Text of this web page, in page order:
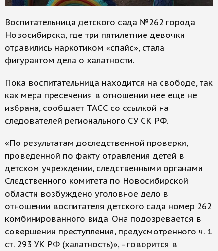
Воспитательница детского сада №262 города
Новосибирска, где три пятилетние девочки
отравились наркотиком «спайс», стала
фигурантом дела о халатности.
Пока воспитательница находится на свободе, так
как мера пресечения в отношении нее еще не
избрана, сообщает ТАСС со ссылкой на
следователей регионального СУ СК РФ.
«По результатам доследственной проверки,
проведенной по факту отравления детей в
детском учреждении, следственными органами
Следственного комитета по Новосибирской
области возбуждено уголовное дело в
отношении воспитателя детского сада номер 262
комбинированного вида. Она подозревается в
совершении преступления, предусмотренного ч. 1
ст. 293 УК РФ (халатность)», - говорится в